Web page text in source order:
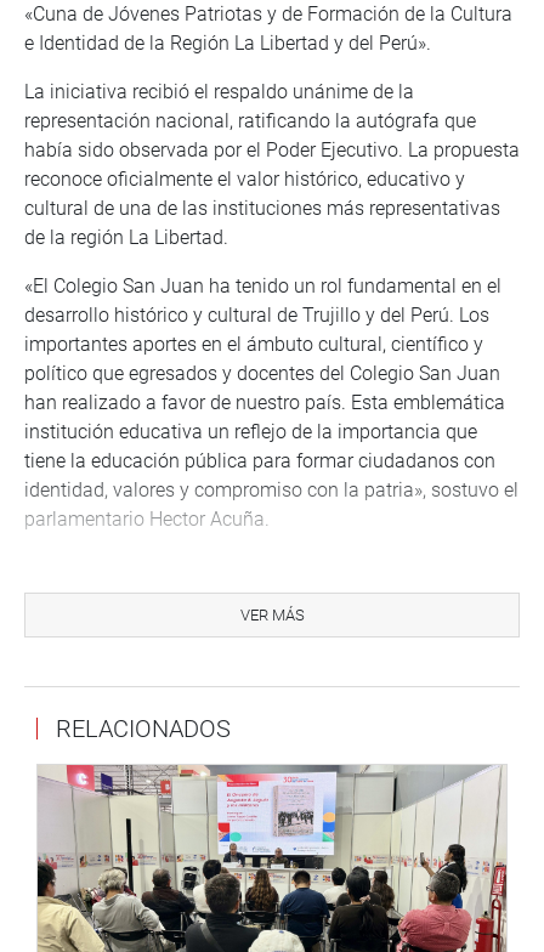
«Cuna de Jóvenes Patriotas y de Formación de la Cultura
e Identidad de la Región La Libertad y del Perú».
La iniciativa recibió el respaldo unánime de la
representación nacional, ratificando la autógrafa que
había sido observada por el Poder Ejecutivo. La propuesta
reconoce oficialmente el valor histórico, educativo y
cultural de una de las instituciones más representativas
de la región La Libertad.
«El Colegio San Juan ha tenido un rol fundamental en el
desarrollo histórico y cultural de Trujillo y del Perú. Los
importantes aportes en el ámbuto cultural, científico y
político que egresados y docentes del Colegio San Juan
han realizado a favor de nuestro país. Esta emblemática
institución educativa un reflejo de la importancia que
tiene la educación pública para formar ciudadanos con
identidad, valores y compromiso con la patria», sostuvo el
parlamentario Hector Acuña.
educativa que, durante más de 170 años, ha contribuido a
la formación de generaciones de ciudadanos
que por las aulas de esta histórica institución educativa
pasaron destacadas personalidades que realizaron
aportes importantes a la literatura, la ciencia, el arte, la
educación y la política nacional. Entre ellas se encuentran
los escritores Ciro Alegría Bazán y José Watanabe Varas;
el poeta Alcides Spelucín Vega; el político Alfonso
Barrantes Lingán; el lingüista Eugenio Chang Rodríguez;
el músico Juan Benites Reyes; el arqueólogo Walter Alva
VER MÁS
RELACIONADOS